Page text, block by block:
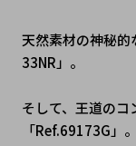
天然素材の神秘
33NR」。
そして、王道のコ
「Ref.69173G」。